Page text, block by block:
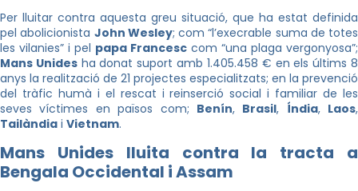
Per lluitar contra aquesta greu situació, que ha estat definida
pel abolicionista John Wesley; com “l’execrable suma de totes
les vilanies” i pel papa Francesc com “una plaga vergonyosa”;
Mans Unidesha donat suport amb 1.405.458 € en els últims 8
anys la realització de 21 projectes especialitzats; en la prevenció
del tràfic humà i el rescat i reinserció social i familiar de les
seves víctimes en països com; Benín, Brasil, Índia, Laos,
Tailàndia i Vietnam.
Mans Unides lluita contra la tracta a
Bengala Occidental i Assam